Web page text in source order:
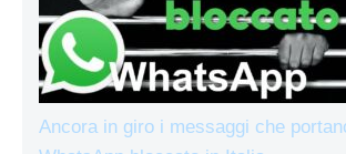
Ancora in giro i messaggi che